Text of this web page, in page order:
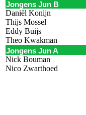
Jongens Jun B
Daniël Konijn
Thijs Mossel
Eddy Buijs
Theo Kwakman
Jongens Jun A
Nick Bouman
Nico Zwarthoed